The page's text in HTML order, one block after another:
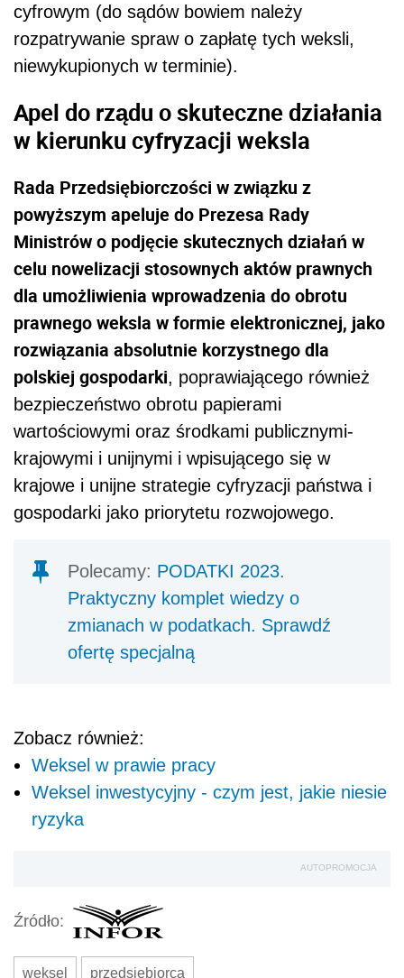
cyfrowym (do sądów bowiem należy
rozpatrywanie spraw o zapłatę tych weksli,
niewykupionych w terminie).
Apel do rządu o skuteczne działania
w kierunku cyfryzacji weksla
Rada Przedsiębiorczości w związku z
powyższym apeluje do Prezesa Rady
Ministrów o podjęcie skutecznych działań w
celu nowelizacji stosownych aktów prawnych
dla umożliwienia wprowadzenia do obrotu
prawnego weksla w formie elektronicznej, jako
rozwiązania absolutnie korzystnego dla
polskiej gospodarki, poprawiającego również
bezpieczeństwo obrotu papierami
wartościowymi oraz środkami publicznymi-
krajowymi i unijnymi i wpisującego się w
krajowe i unijne strategie cyfryzacji państwa i
gospodarki jako priorytetu rozwojowego.
Polecamy: PODATKI 2023.
Praktyczny komplet wiedzy o
zmianach w podatkach. Sprawdź
ofertę specjalną
Zobacz również:
Weksel w prawie pracy
Weksel inwestycyjny - czym jest, jakie niesie
ryzyka
AUTOPROMOCJA
Źródło:
weksel przedsiębiorca